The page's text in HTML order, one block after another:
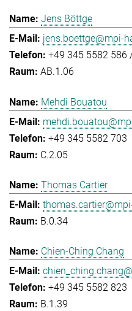
Jens Böttge
jens.boettge@mpi-
+49 345 5582 586
AB.1.06
Mehdi Bouatou
+49 345 5582 703
C.2.05
Thomas Cartier
B.0.34
Chien-Ching Chang
+49 345 5582 823
B.1.39